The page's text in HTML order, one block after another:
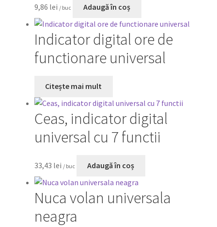
9,86 lei / buc Adaugă în coș
Indicator digital ore de
functionare universal
Citește mai mult
Ceas, indicator digital
universal cu 7 functii
33,43 lei / buc Adaugă în coș
Nuca volan universala
neagra